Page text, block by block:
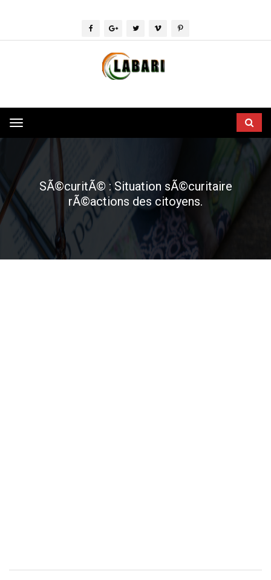
Toggle
navigation
SÃ©curitÃ© : Situation sÃ©curitaire
rÃ©actions des citoyens.